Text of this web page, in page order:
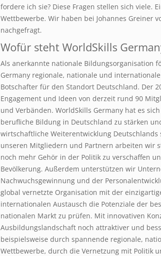
fordere ich sie? Diese Fragen stellen sich viele.
Wettbewerbe. Wir haben bei Johannes Greiner
nachgefragt.
Wofür steht WorldSkills
Als anerkannte nationale Bildungsorganisation
Germany regionale, nationale und
Botschafter für den Standort Deutschland. Der
Engagement und Ideen von derzeit rund 90
und Verbänden. WorldSkills Germany hat es
berufliche Bildung in Deutschland zu stärken
wirtschaftliche Weiterentwicklung
unseren Mitgliedern und Partnern arbeiten wir
noch mehr Gehör in der Politik zu verschaffen
Bevölkerung. Außerdem unterstützen wir
Nachwuchsgewinnung und der
global vernetzte Organisation mit der
internationalen Austausch die Potenziale der
nationalen Markt zu prüfen. Mit innovativen
Ausbildungslandschaft noch attraktiver und
beispielsweise durch spannende regionale,
Wettbewerbe, durch die Vernetzung mit Politik